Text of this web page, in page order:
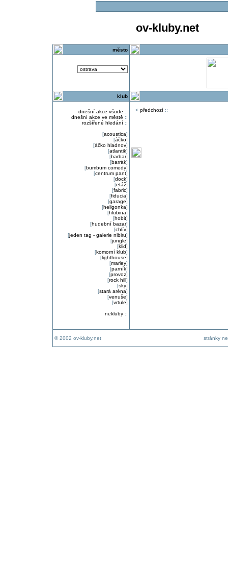
ov-kluby.net
město
klub
dnešní akce všude ::
dnešní akce ve městě ::
rozšířené hledání::
[acoustica]
[áčko]
[áčko hladnov]
[atlantik]
[barbar]
[barrák]
[bumbum comedy]
[centrum pant]
[dock]
[etáž]
[fabric]
[fiducia]
[garage]
[heligonka]
[hlubina]
[hobit]
[hudební bazar]
[chlív]
[jeden tag - galerie nibiru]
[jungle]
[klid]
[komorní klub]
[lighthouse]
[marley]
[parník]
[provoz]
[rock hill]
[sky]
[stará aréna]
[venuše]
[vrtule]
nekluby::
< předchozí::
© 2002 ov-kluby.net stránky